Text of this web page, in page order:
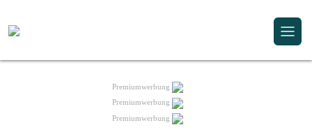
Premiumwerbung
Premiumwerbung
Premiumwerbung